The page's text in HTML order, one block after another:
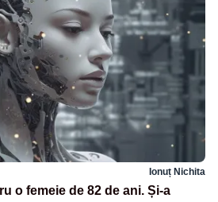
Ionuț Nichita
o femeie de 82 de ani. Și-a